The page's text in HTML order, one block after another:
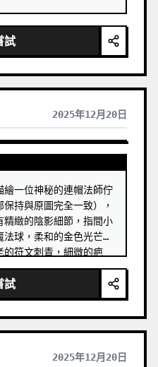
試
2025年12月20日
一位神秘的連帽法師佇
持與原圖完全一致），
緻的陰影細節，指間小
球，柔和的金色光芒照
的符文刺青，細微的疤
兜帽紋理引人注目，雪
深色皮革盔甲，帶有雕刻
深，陰鬱的大氣霧氣，
理，逼真的皮膚陰影，
，奇幻概念藝術，Weta
試
2025年12月20日